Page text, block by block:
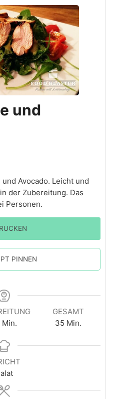
und
Avocado. Leicht und
der Zubereitung. Das
Personen.
PINNEN
Min.
GESAMT
35 Min.